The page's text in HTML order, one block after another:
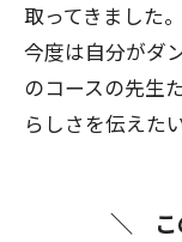
取ってきました。
今度は自分がダ
のコースの先生
らしさを伝えた